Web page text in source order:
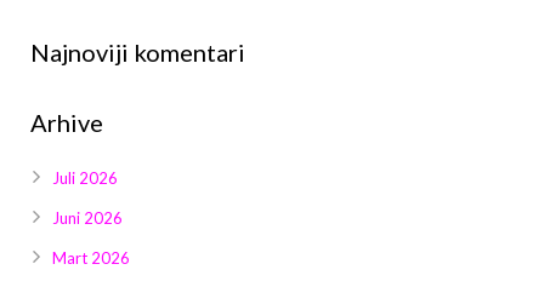
Najnoviji komentari
Arhive
Juli 2026
Juni 2026
Mart 2026